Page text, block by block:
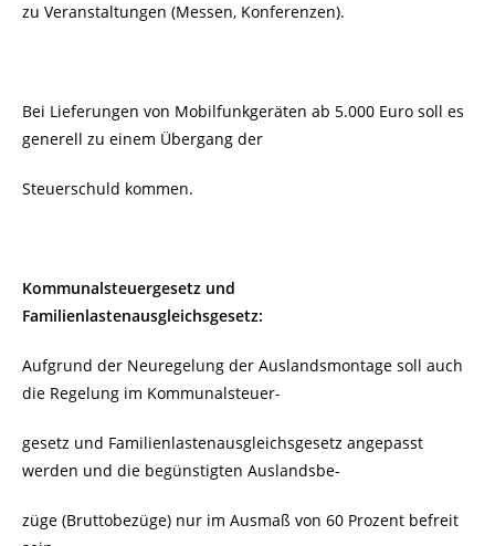
zu Veranstaltungen (Messen, Konferenzen).
Bei Lieferungen von Mobilfunkgeräten ab 5.000 Euro soll es
generell zu einem Übergang der
Steuerschuld kommen.
Kommunalsteuergesetz und
Familienlastenausgleichsgesetz:
Aufgrund der Neuregelung der Auslandsmontage soll auch
die Regelung im Kommunalsteuer-
gesetz und Familienlastenausgleichsgesetz angepasst
werden und die begünstigten Auslandsbe-
züge (Bruttobezüge) nur im Ausmaß von 60 Prozent befreit